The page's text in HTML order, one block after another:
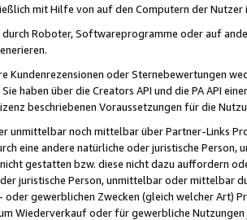
mit Hilfe von auf den Computern der
durch Roboter, Softwareprogramme oder auf
Kundenrezensionen oder Sternebewertungen
Sie haben über die Creators API und die PA API
beschriebenen Voraussetzungen für die
unmittelbar noch mittelbar über Partner-Links
eine andere natürliche oder juristische
gestatten bzw. diese nicht dazu auffordern
juristische Person, unmittelbar oder mittelbar
oder gewerblichen Zwecken (gleich welcher Art)
Wiederverkauf oder für gewerbliche